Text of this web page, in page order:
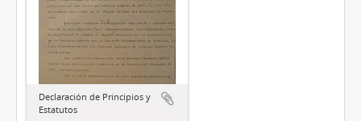
Declaración de Principios y
Estatutos